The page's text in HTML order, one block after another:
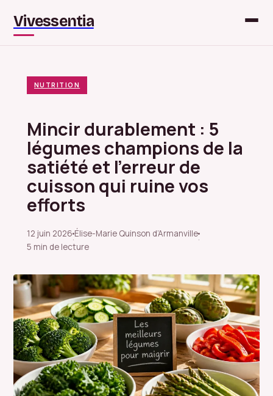
Vivessentia
NUTRITION
Mincir durablement : 5
légumes champions de la
satiété et l’erreur de
cuisson qui ruine vos
efforts
12 juin 2026
·
Élise-Marie Quinson d’Armanville
·
5 min de lecture